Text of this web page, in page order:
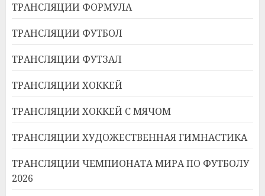
ТРАНСЛЯЦИИ ФОРМУЛА
ТРАНСЛЯЦИИ ФУТБОЛ
ТРАНСЛЯЦИИ ФУТЗАЛ
ТРАНСЛЯЦИИ ХОККЕЙ
ТРАНСЛЯЦИИ ХОККЕЙ С МЯЧОМ
ТРАНСЛЯЦИИ ХУДОЖЕСТВЕННАЯ ГИМНАСТИКА
ТРАНСЛЯЦИИ ЧЕМПИОНАТА МИРА ПО ФУТБОЛУ
2026